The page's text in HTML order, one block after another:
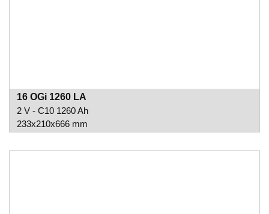
16 OGi 1260 LA
2 V - C10 1260 Ah
233x210x666 mm